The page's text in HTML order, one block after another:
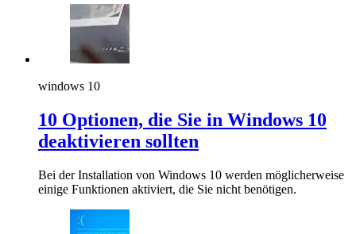
windows 10
10 Optionen, die Sie in Windows 10
deaktivieren sollten
Bei der Installation von Windows 10 werden möglicherweise
einige Funktionen aktiviert, die Sie nicht benötigen.